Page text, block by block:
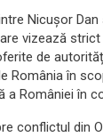
Nicușor
vizează
de
România în
a României în
conflictul din